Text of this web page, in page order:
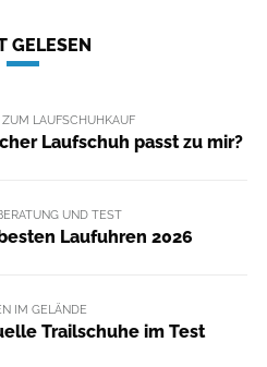
GELESEN
LAUFSCHUHKAUF
Laufschuh passt zu mir?
UND TEST
Laufuhren 2026
IM GELÄNDE
Trailschuhe im Test